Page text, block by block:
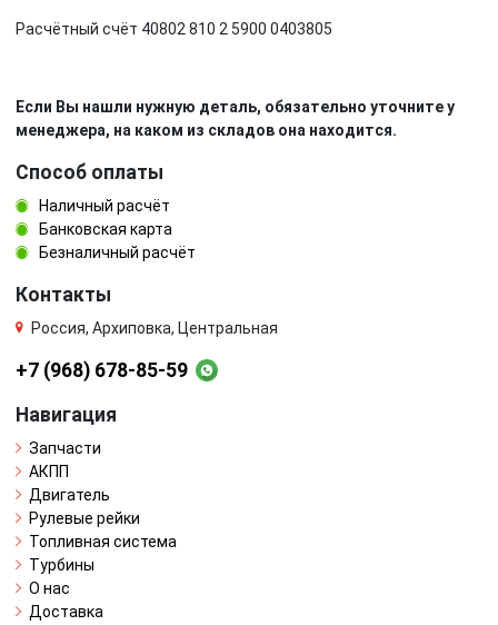
Расчётный счёт 40802 810 2 5900 0403805
Если Вы нашли нужную деталь, обязательно уточните у
менеджера, на каком из складов она находится.
Способ оплаты
Наличный расчёт
Банковская карта
Безналичный расчёт
Контакты
Россия, Архиповка, Центральная
+7 (968) 678-85-59
Навигация
Запчасти
АКПП
Двигатель
Рулевые рейки
Топливная система
Турбины
О нас
Доставка